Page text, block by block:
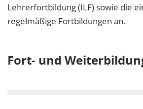
Lehrerfortbildung (ILF) sowie die
regelmäßige Fortbildungen an.
Fort- und